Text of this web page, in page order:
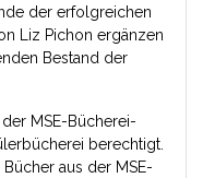
der erfolgreichen
Liz Pichon ergänzen
Bestand der
MSE-Bücherei-
berechtigt.
aus der MSE-